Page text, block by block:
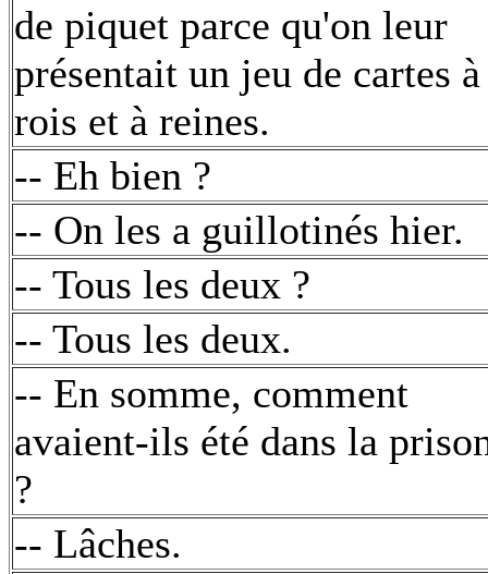
de piquet parce qu'on leur
présentait un jeu de cartes à
rois et à reines.
-- Eh bien ?
-- On les a guillotinés hier.
-- Tous les deux ?
-- Tous les deux.
-- En somme, comment
avaient-ils été dans la
?
-- Lâches.